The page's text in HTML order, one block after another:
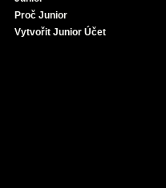
Proč Junior
Vytvořit Junior Účet